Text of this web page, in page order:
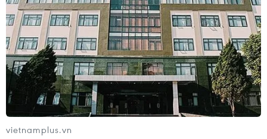
vietnamplus.vn